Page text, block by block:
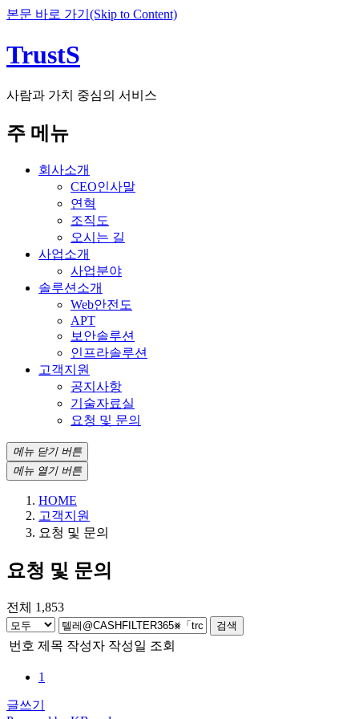
본문 바로 가기(Skip to Content)
TrustS
사람과 가치 중심의 서비스
주 메뉴
회사소개
CEO인사말
연혁
조직도
오시는 길
사업소개
사업분야
솔루션소개
Web안전도
APT
보안솔루션
인프라솔루션
고객지원
공지사항
기술자료실
요청 및 문의
메뉴 닫기 버튼
메뉴 열기 버튼
HOME
고객지원
요청 및 문의
요청 및 문의
전체 1,853
검색
번호 제목 작성자 작성일 조회
1
글쓰기